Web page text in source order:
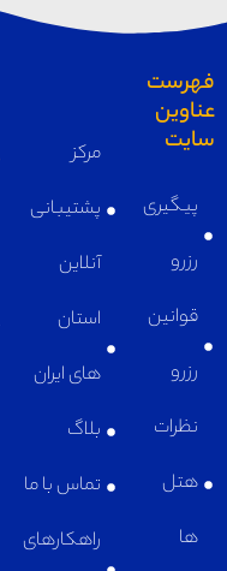
مرکز
پشتیبانی
آنلاین
استان
های ایران
بلاگ
تماس با ما
راهکارهای
ایران هتل
آنلاین
آنلاین را
دانلود کنید
و با تلفن
همراهتان
رزروتان را